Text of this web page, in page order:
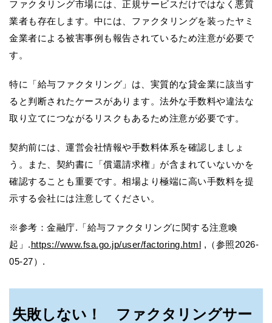
ファクタリング市場には、正規サービスだけではなく悪質
業者も存在します。中には、ファクタリングを装ったヤミ
金業者による被害事例も報告されているため注意が必要で
す。
特に「給与ファクタリング」は、実質的な貸金業に該当す
ると判断されたケースがあります。法外な手数料や違法な
取り立てにつながるリスクもあるため注意が必要です。
契約前には、運営会社情報や手数料体系を確認しましょ
う。また、契約書に「償還請求権」が含まれていないかを
確認することも重要です。相場より極端に高い手数料を提
示する会社には注意してください。
※参考：金融庁.「給与ファクタリングに関する注意喚
起」.https://www.fsa.go.jp/user/factoring.html ,（参照2026-
05-27）.
失敗しない！ ファクタリングサー